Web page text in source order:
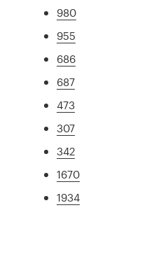
980
955
686
687
473
307
342
1670
1934